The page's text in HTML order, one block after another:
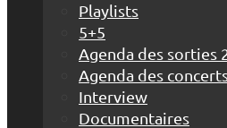
Playlists
5+5
Agenda des sorties
Agenda des
Interview
Documentaires